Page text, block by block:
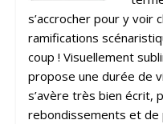
s’accrocher pour y voir
ramifications
coup ! Visuellement
propose une durée de
s’avère très bien écrit,
rebondissements et de